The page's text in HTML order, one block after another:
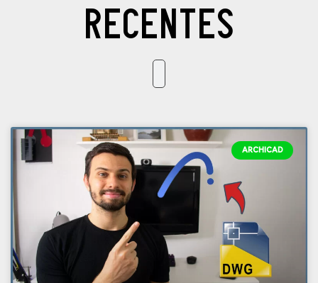
recentes
ARCHICAD